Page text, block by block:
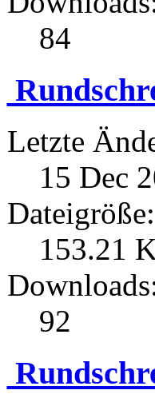
84
Letzte
15 Dec
Dateigröße:
153.21
92